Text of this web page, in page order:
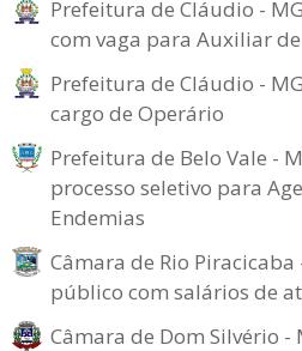
Prefeitura de Cláudio -
com vaga para Auxiliar de
Prefeitura de Cláudio -
cargo de Operário
Prefeitura de Belo Vale -
processo seletivo para
Endemias
Câmara de Rio
público com salários de
Câmara de Dom Silvério -